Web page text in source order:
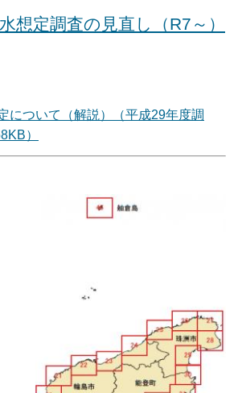
想定調査の見直し（R7～）
について（解説）（平成29年度調
）